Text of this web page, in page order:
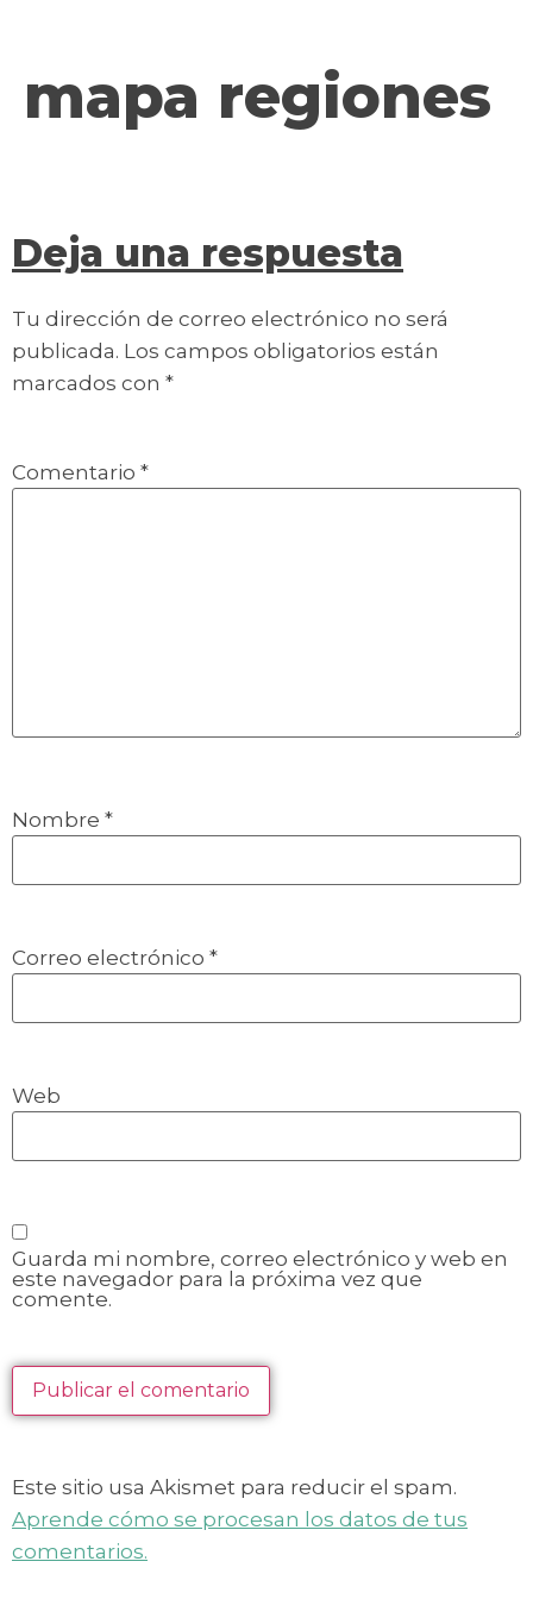
mapa regiones
Deja una respuesta
Tu dirección de correo electrónico no será
publicada. Los campos obligatorios están
marcados con *
Comentario *
Nombre *
Correo electrónico *
Web
Guarda mi nombre, correo electrónico y web en
este navegador para la próxima vez que
comente.
Este sitio usa Akismet para reducir el spam.
Aprende cómo se procesan los datos de tus
comentarios.